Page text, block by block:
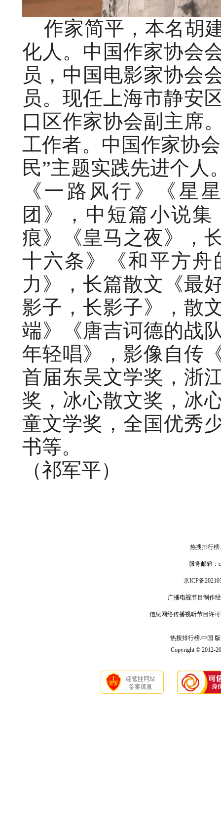
作家简平，本名胡
化人。中国作家协会
员，中国电影家协会
员。现任上海市静安
口区作家协会副主席
工作者。中国作家协
民”主题实践先进个人
《一路风行》《星
团》，中短篇小说
痕》《皇马之夜》，
十六条》《和平方
力》，长篇散文《最
影子，长影子》，散
端》《唐吉诃德的战
年轻唱》，影像自传
首届东吴文学奖，浙
奖，冰心散文奖，冰
童文学奖，全国优秀
书等。
（祁军平）
热搜排行榜
服务邮箱：
京ICP备
广播电视节目制作
信息网络传播视听节目许
热搜排行榜.中国
Copyright © 2012-